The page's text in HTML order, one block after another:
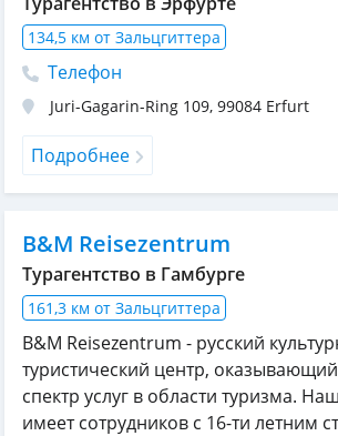
134,5 км от Зальцгиттера
Телефон
Juri-Gagarin-Ring 109, 99084 Erfurt
Подробнее
B&M Reisezentrum
Турагентство в Гамбурге
161,3 км от Зальцгиттера
B&M Reisezentrum - русский
туристический центр,
спектр услуг в области туризма.
имеет сотрудников с 16-ти летним